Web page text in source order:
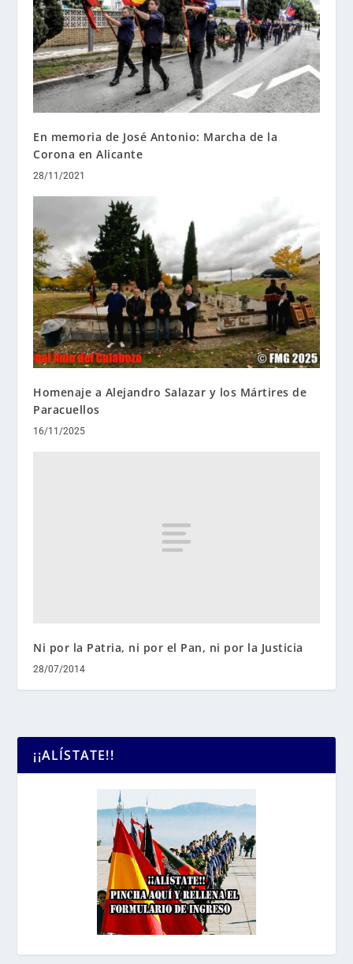
En memoria de José Antonio: Marcha de la
Corona en Alicante
28/11/2021
Homenaje a Alejandro Salazar y los Mártires de
Paracuellos
16/11/2025
Ni por la Patria, ni por el Pan, ni por la Justicia
28/07/2014
¡¡ALÍSTATE!!